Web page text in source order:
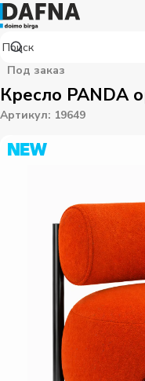
Под заказ
Кресло PANDA
Артикул: 19649